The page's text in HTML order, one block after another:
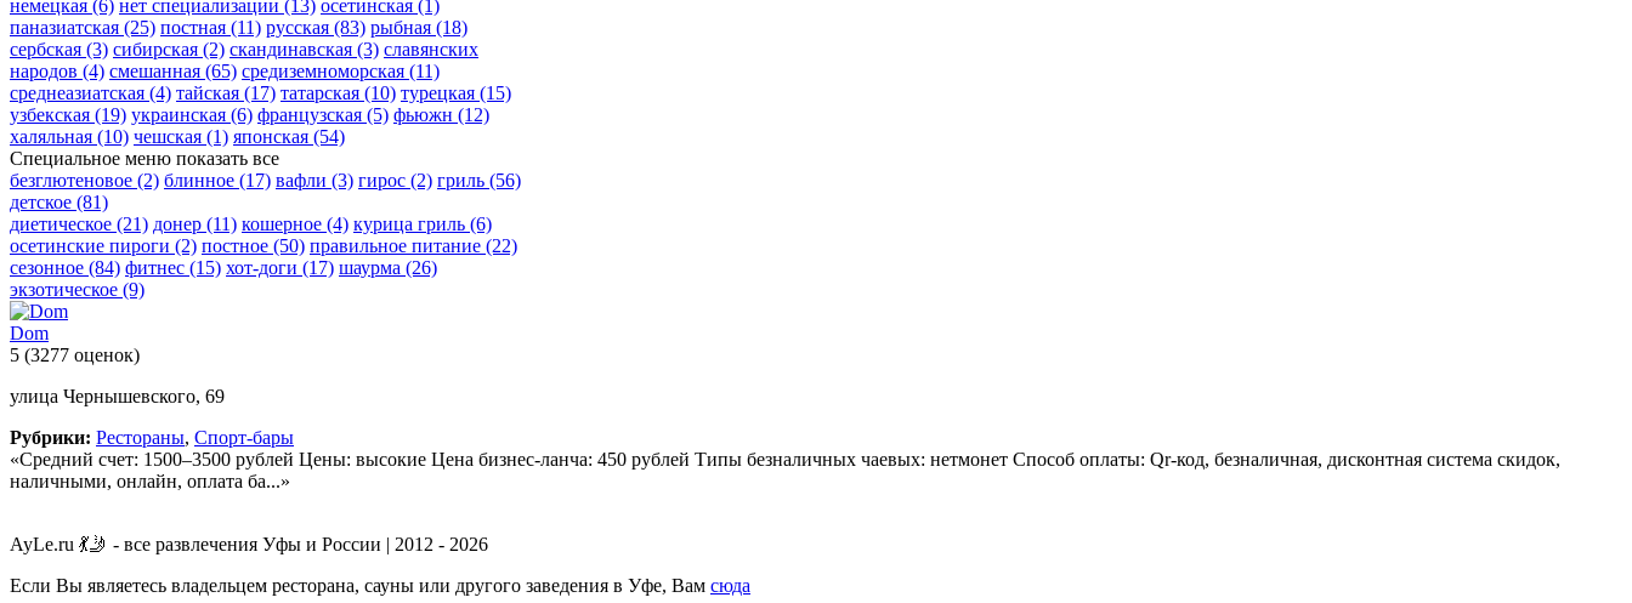
немецкая (6) нет специализации (13) осетинская (1)
паназиатская (25) постная (11) русская (83) рыбная (18)
сербская (3) сибирская (2) скандинавская (3) славянских
народов (4) смешанная (65) средиземноморская (11)
среднеазиатская (4) тайская (17) татарская (10) турецкая (15)
узбекская (19) украинская (6) французская (5) фьюжн (12)
халяльная (10) чешская (1) японская (54)
Специальное меню показать все
безглютеновое (2) блинное (17) вафли (3) гирос (2) гриль (56)
детское (81)
диетическое (21) донер (11) кошерное (4) курица гриль (6)
осетинские пироги (2) постное (50) правильное питание (22)
сезонное (84) фитнес (15) хот-доги (17) шаурма (26)
экзотическое (9)
Dom
5 (3277 оценок)
улица Чернышевского, 69
Рубрики: Рестораны, Спорт-бары
«Средний счет: 1500–3500 рублей Цены: высокие Цена бизнес-ланча: 450 рублей Типы безналичных чаевых: нетмонет Способ оплаты: Qr-код, безналичная, дисконтная система скидок,
наличными, онлайн, оплата ба...»
AyLe.ru 💃🤳 - все развлечения Уфы и России | 2012 - 2026
Если Вы являетесь владельцем ресторана, сауны или другого заведения в Уфе, Вам сюда